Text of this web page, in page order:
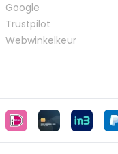
Google
Trustpilot
Webwinkelkeur